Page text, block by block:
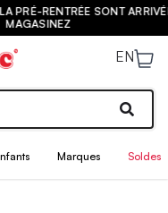
SONT ARRIVÉES ! |
EN
Marques Soldes